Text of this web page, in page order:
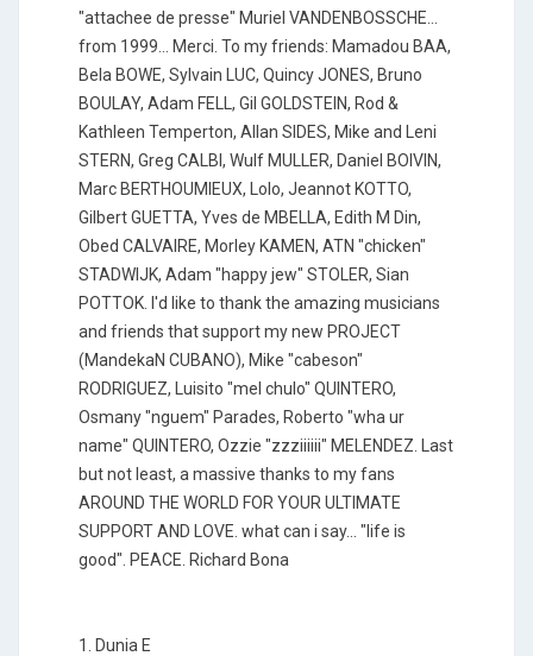
"attachee de presse" Muriel VANDENBOSSCHE...
from 1999... Merci. To my friends: Mamadou BAA,
Bela BOWE, Sylvain LUC, Quincy JONES, Bruno
BOULAY, Adam FELL, Gil GOLDSTEIN, Rod &
Kathleen Temperton, Allan SIDES, Mike and Leni
STERN, Greg CALBI, Wulf MULLER, Daniel BOIVIN,
Marc BERTHOUMIEUX, Lolo, Jeannot KOTTO,
Gilbert GUETTA, Yves de MBELLA, Edith M Din,
Obed CALVAIRE, Morley KAMEN, ATN "chicken"
STADWIJK, Adam "happy jew" STOLER, Sian
POTTOK. I'd like to thank the amazing musicians
and friends that support my new PROJECT
(MandekaN CUBANO), Mike "cabeson"
RODRIGUEZ, Luisito "mel chulo" QUINTERO,
Osmany "nguem" Parades, Roberto "wha ur
name" QUINTERO, Ozzie "zzziiiiii" MELENDEZ. Last
but not least, a massive thanks to my fans
AROUND THE WORLD FOR YOUR ULTIMATE
SUPPORT AND LOVE. what can i say... "life is
good". PEACE. Richard Bona
1. Dunia E